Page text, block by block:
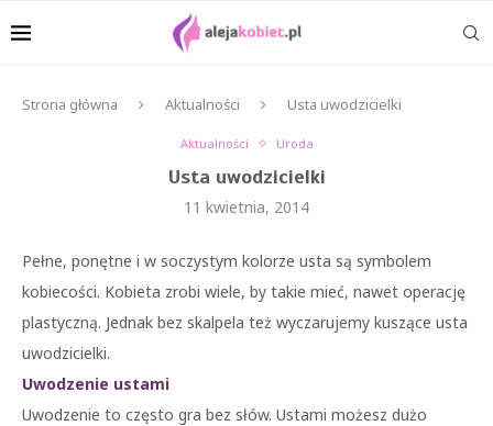
Strona główna Aktualności Usta uwodzicielki
Aktualności Uroda
Usta uwodzicielki
11 kwietnia, 2014
Pełne, ponętne i w soczystym kolorze usta są symbolem
kobiecości. Kobieta zrobi wiele, by takie mieć, nawet operację
plastyczną. Jednak bez skalpela też wyczarujemy kuszące usta
uwodzicielki.
Uwodzenie ustami
Uwodzenie to często gra bez słów. Ustami możesz dużo